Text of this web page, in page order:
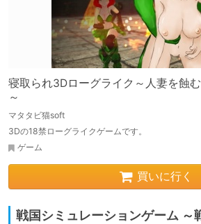
寝取られ3Dローグライク～人妻を蝕
～
マタタビ猫soft
3Dの18禁ローグライクゲームです。
ゲーム
買いに行く
戦国シミュレーションゲーム ～